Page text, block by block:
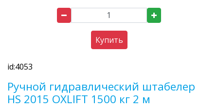
Купить
id:4053
Ручной гидравлический штабелер
HS 2015 OXLIFT 1500 кг 2 м